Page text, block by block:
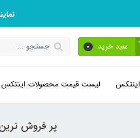
سبد خرید 0
اینتکس لیست قیمت محصولات اینتکس
پر فروش